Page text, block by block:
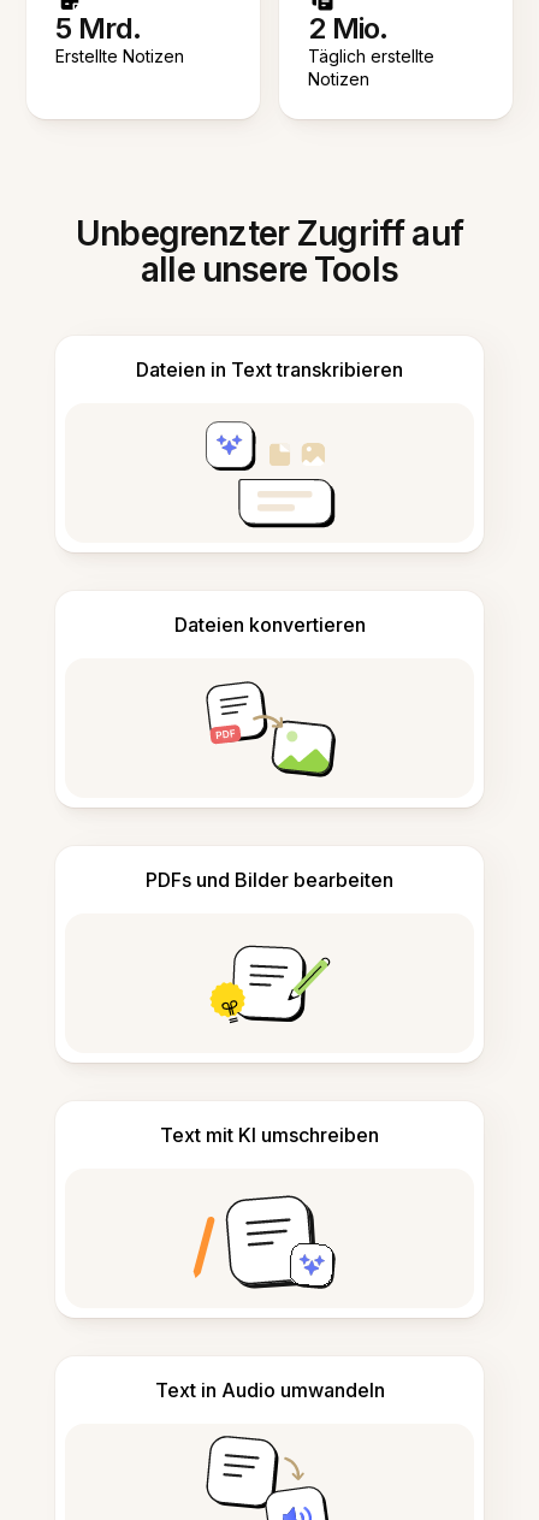
5 Mrd.
Erstellte Notizen
2 Mio.
Täglich erstellte
Notizen
Unbegrenzter Zugriff auf
alle unsere Tools
Dateien in Text transkribieren
Dateien konvertieren
PDFs und Bilder bearbeiten
Text mit KI umschreiben
Text in Audio umwandeln